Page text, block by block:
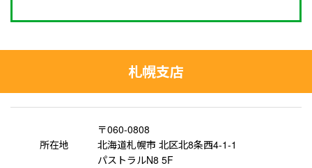
札幌支店
所在地
〒060-0808
北海道札幌市 北区北8条西4-1-1
パストラルN8 5F